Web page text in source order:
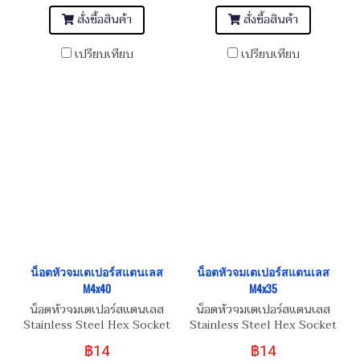
สั่งซื้อสินค้า
เปรียบเทียบ
สั่งซื้อสินค้า
เปรียบเทียบ
น็อตหัวจมเตเปอร์สแตนเลส
M4x40
น็อตหัวจมเตเปอร์สแตนเลส
Stainless Steel Hex Socket
Taper Head Screw M4x40
฿14
น็อตหัวจมเตเปอร์สแตนเลส
M4x35
น็อตหัวจมเตเปอร์สแตนเลส
Stainless Steel Hex Socket
Taper Head Screw M4x35
฿14